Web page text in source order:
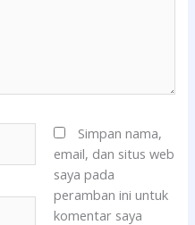
Simpan nama,
email, dan situs web
saya pada
peramban ini untuk
komentar saya